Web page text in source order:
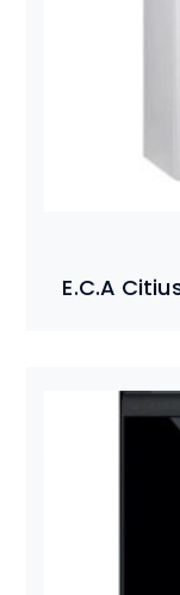
E.C.A